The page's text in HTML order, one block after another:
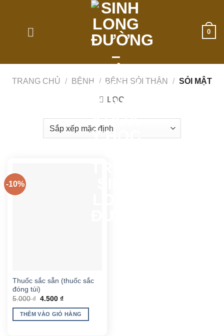
0
TRANG CHỦ / BỆNH / BỆNH SỎI THẬN / SỎI MẬT
LỌC
-10%
Thuốc sắc sẵn (thuốc sắc
đóng túi)
5.000₫ Giá
là:
5.000 ₫.
4.500 ₫Giá
tại
là:
THÊM VÀO GIỎ HÀNG